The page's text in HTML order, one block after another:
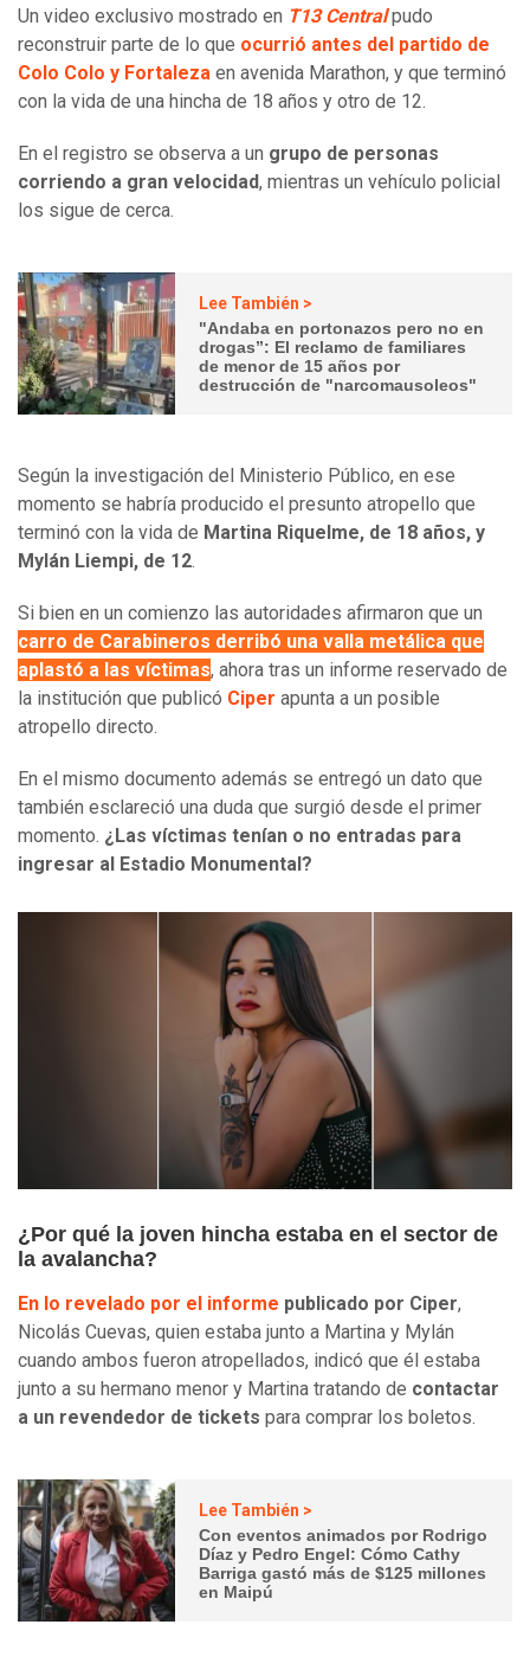
Un video exclusivo mostrado en T13 Centralpudo
reconstruir parte de lo que ocurrió antes del partido de
Colo Colo y Fortaleza en avenida Marathon, y que terminó
con la vida de una hincha de 18 años y otro de 12.
En el registro se observa a un grupo de personas
corriendo a gran velocidad, mientras un vehículo policial
los sigue de cerca.
Lee También >
"Andaba en portonazos pero no en
drogas”: El reclamo de familiares
de menor de 15 años por
destrucción de "narcomausoleos"
Según la investigación del Ministerio Público, en ese
momento se habría producido el presunto atropello que
terminó con la vida de Martina Riquelme, de 18 años, y
Mylán Liempi, de 12.
Si bien en un comienzo las autoridades afirmaron que un
carro de Carabineros derribó una valla metálica que
aplastó a las víctimas, ahora tras un informe reservado de
la institución que publicó Ciper apunta a un posible
atropello directo.
En el mismo documento además se entregó un dato que
también esclareció una duda que surgió desde el primer
momento. ¿Las víctimas tenían o no entradas para
ingresar al Estadio Monumental?
¿Por qué la joven hincha estaba en el sector de
la avalancha?
En lo revelado por el informe publicado por Ciper,
Nicolás Cuevas, quien estaba junto a Martina y Mylán
cuando ambos fueron atropellados, indicó que él estaba
junto a su hermano menor y Martina tratando de contactar
a un revendedor de tickets para comprar los boletos.
Lee También >
Con eventos animados por Rodrigo
Díaz y Pedro Engel: Cómo Cathy
Barriga gastó más de $125 millones
en Maipú